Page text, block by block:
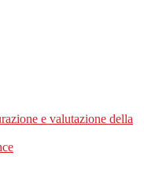
e valutazione della